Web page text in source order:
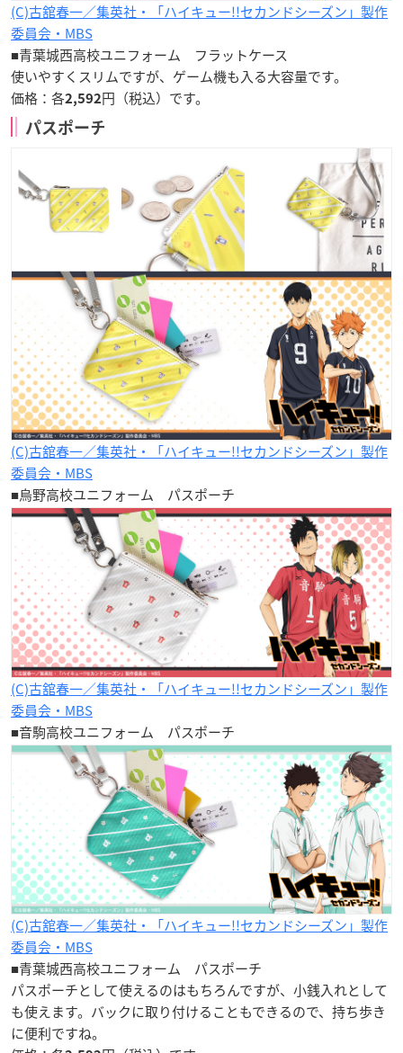
(C)古舘春一／集英社・「ハイキュー!!セカンドシーズン」製作
委員会・MBS
■青葉城西高校ユニフォーム フラットケース
使いやすくスリムですが、ゲーム機も入る大容量です。
価格：各2,592円（税込）です。
パスポーチ
(C)古舘春一／集英社・「ハイキュー!!セカンドシーズン」製作
委員会・MBS
■烏野高校ユニフォーム パスポーチ
(C)古舘春一／集英社・「ハイキュー!!セカンドシーズン」製作
委員会・MBS
■音駒高校ユニフォーム パスポーチ
(C)古舘春一／集英社・「ハイキュー!!セカンドシーズン」製作
委員会・MBS
■青葉城西高校ユニフォーム パスポーチ
パスポーチとして使えるのはもちろんですが、小銭入れとして
も使えます。バックに取り付けることもできるので、持ち歩き
に便利ですね。